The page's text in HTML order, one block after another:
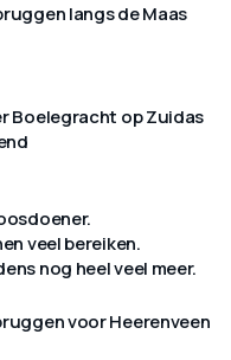
langs de Maas
Boelegracht op Zuidas
veel bereiken.
nog heel veel meer.
voor Heerenveen